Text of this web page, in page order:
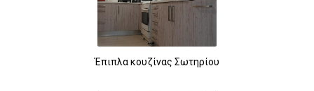
Έπιπλα κουζίνας Σωτηρίου